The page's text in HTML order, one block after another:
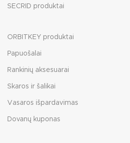
SECRID produktai
ORBITKEY produktai
Papuošalai
Rankinių aksesuarai
Skaros ir šalikai
Vasaros išpardavimas
Dovanų kuponas